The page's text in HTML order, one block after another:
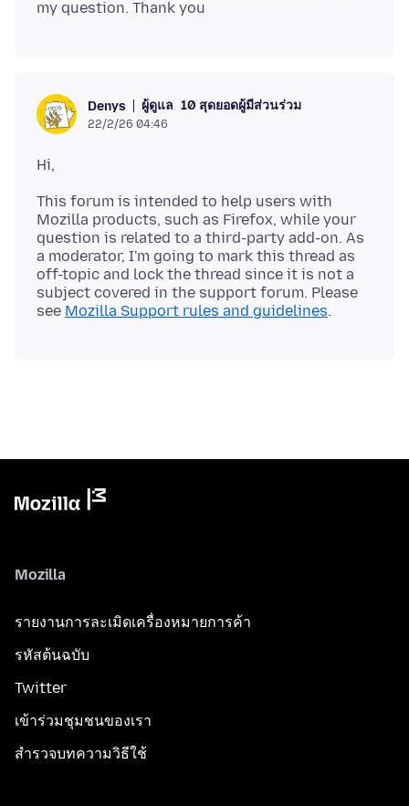
Denys ผู้ดูแล 10 สุดยอดผู้มีส่วนร่วม
22/2/26 04:46
This forum is intended to help users with
Mozilla products, such as Firefox, while your
question is related to a third-party add-on. As
a moderator, I'm going to mark this thread as
off-topic and lock the thread since it is not a
subject covered in the support forum. Please
see Mozilla Support rules and guidelines
Mozilla
รายงานการละเมิดเครื่องหมายการค้า
รหัสต้นฉบับ
Twitter
เข้าร่วมชุมชนของเรา
สำรวจบทความวิธีใช้